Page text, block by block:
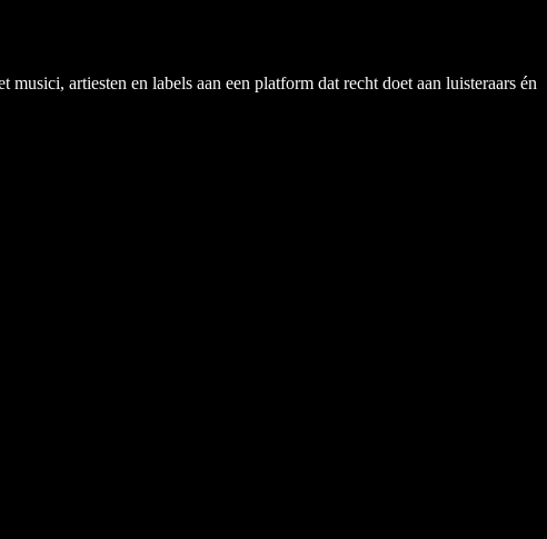
artiesten en labels aan een platform dat recht doet aan luisteraars én